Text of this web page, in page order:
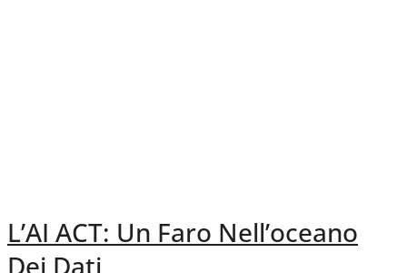
L’AI ACT: Un Faro Nell’oceano
Dei Dati